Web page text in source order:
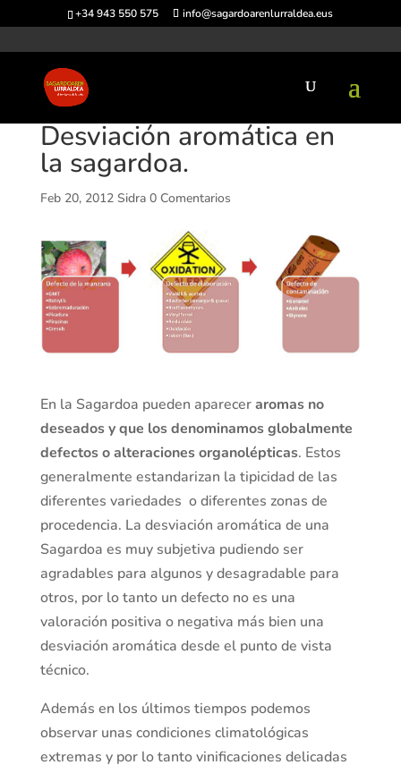
+34 943 550 575 info@sagardoarenlurraldea.eus
Desviación aromática en
la sagardoa.
Feb 20, 2012 Sidra 0 Comentarios
En la Sagardoa pueden apareceraromas no
deseados y que los denominamos globalmente
defectos o alteraciones organolépticas. Estos
generalmente estandarizan la tipicidad de las
diferentes variedades o diferentes zonas de
procedencia. La desviación aromática de una
Sagardoa es muy subjetiva pudiendo ser
agradables para algunos y desagradable para
otros, por lo tanto un defecto no es una
valoración positiva o negativa más bien una
desviación aromática desde el punto de vista
técnico.
Además en los últimos tiempos podemos
observar unas condiciones climatológicas
extremas y por lo tanto vinificaciones delicadas